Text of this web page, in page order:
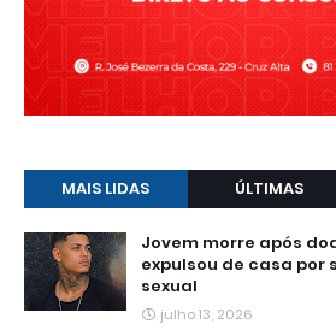
MAIS LIDAS ÚLTIMAS
Jovem morre após
expulsou de casa por
sexual
julho 13, 2026